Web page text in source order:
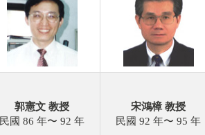
郭憲文 教授
民國 86 年〜 92 年
宋鴻樟 教授
民國 92 年〜 95 年